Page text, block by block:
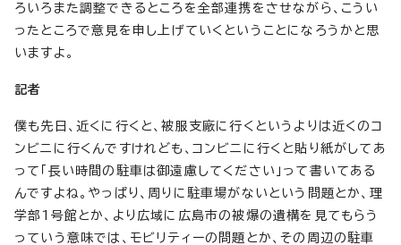
ろいろまた調整できるところを全部連携をさせながら、こうい
ったところで意見を申し上げていくということになろうかと思
いますよ。
記者
僕も先日、近くに行くと、被服支廠に行くというよりは近くのコ
ンビニに行くんですけれども、コンビニに行くと貼り紙がしてあ
って「長い時間の駐車は御遠慮してください」って書いてある
んですよね。やっぱり、周りに駐車場がないという問題とか、理
学部1号館とか、より広域に広島市の被爆の遺構を見てもらう
っていう意味では、モビリティーの問題とか、その周辺の駐車